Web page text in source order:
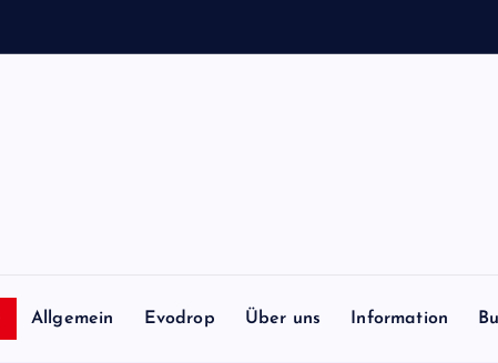
Allgemein Evodrop Über uns Information